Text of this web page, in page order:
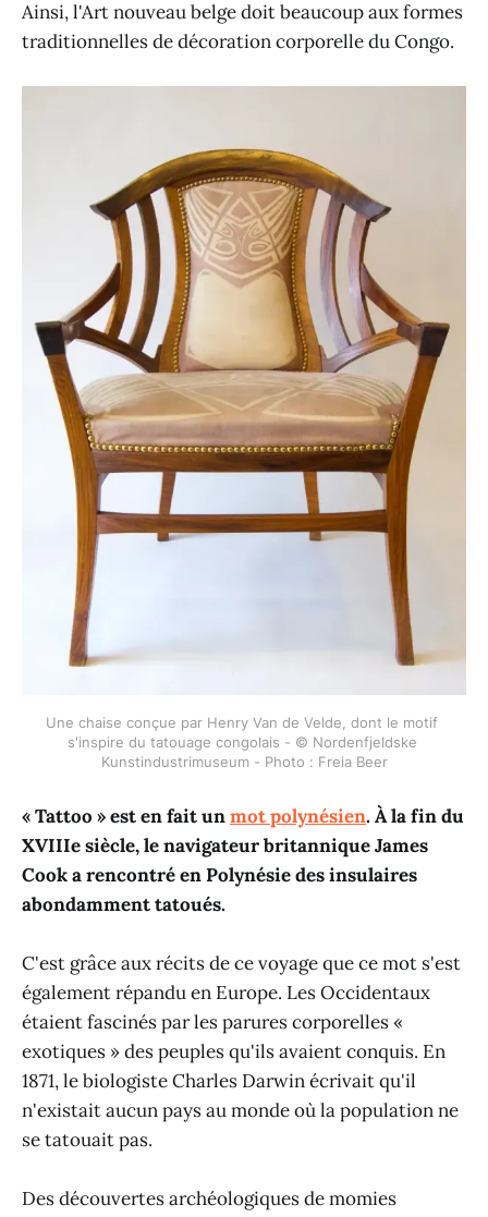
Ainsi, l'Art nouveau belge doit beaucoup aux formes
traditionnelles de décoration corporelle du Congo.
Une chaise conçue par Henry Van de Velde, dont le motif
s'inspire du tatouage congolais - © Nordenfjeldske
Kunstindustrimuseum - Photo : Freia Beer
« Tattoo » est en fait unmot polynésien. À la fin du
XVIIIe siècle, le navigateur britannique James
Cook a rencontré en Polynésie des insulaires
abondamment tatoués.
C'est grâce aux récits de ce voyage que ce mot s'est
également répandu en Europe. Les Occidentaux
étaient fascinés par les parures corporelles «
exotiques » des peuples qu'ils avaient conquis. En
1871, le biologiste Charles Darwin écrivait qu'il
n'existait aucun pays au monde où la population ne
se tatouait pas.
Des découvertes archéologiques de momies